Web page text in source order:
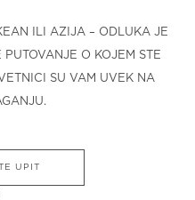
ILI AZIJA – ODLUKA JE
O KOJEM STE
SU VAM UVEK NA
UPIT